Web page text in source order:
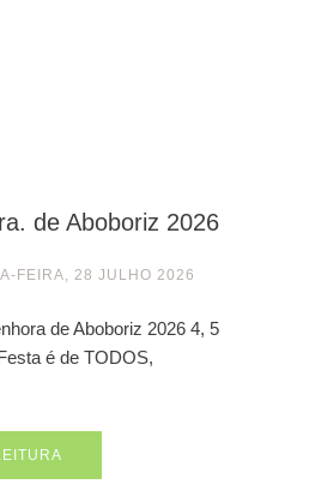
de Aboboriz 2026
FEIRA, 28 JULHO 2026
de Aboboriz 2026 4, 5
é de TODOS,